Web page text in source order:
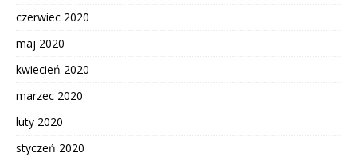
czerwiec 2020
maj 2020
kwiecień 2020
marzec 2020
luty 2020
styczeń 2020